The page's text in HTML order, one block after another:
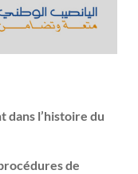
dans l’histoire du
de